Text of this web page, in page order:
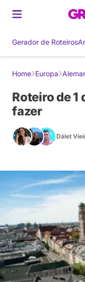
Gerador de Roteiros
Home Europa
Roteiro de 1
fazer
Dálet